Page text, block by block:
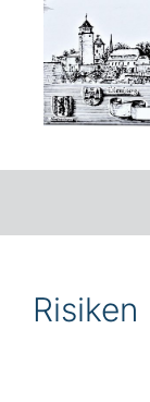
Risiken